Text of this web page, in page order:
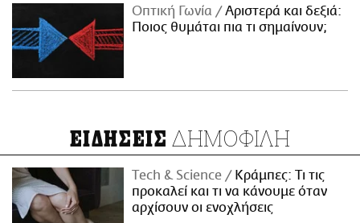
Οπτική Γωνία
Αριστερά και δεξιά:
Ποιος θυμάται πια τι σημαίνουν;
ΕΙΔΗΣΕΙΣ ΔΗΜΟΦΙΛΗ
Τech & Science
Κράμπες: Τι τις
προκαλεί και τι να κάνουμε όταν
αρχίσουν οι ενοχλήσεις